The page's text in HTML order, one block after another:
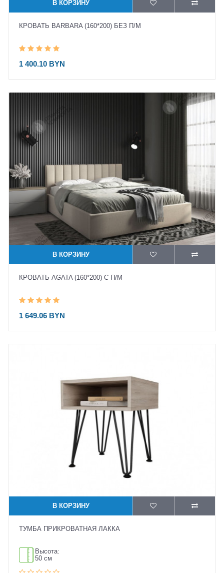
В КОРЗИНУ
КРОВАТЬ BARBARA (160*200) БЕЗ П/М
1 400.10 BYN
В КОРЗИНУ
КРОВАТЬ AGATA (160*200) С П/М
1 649.06 BYN
В КОРЗИНУ
ТУМБА ПРИКРОВАТНАЯ ЛАККА
Высота:
50 см